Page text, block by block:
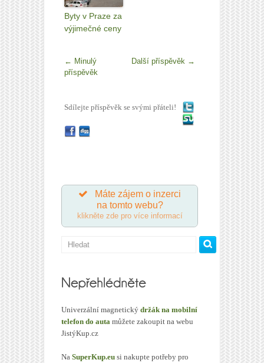
Byty v Praze za
výjimečné ceny
← Minulý
příspěvěk
Další příspěvěk →
Sdílejte příspěvěk se svými přáteli!
Máte zájem o inzerci
na tomto webu?
klikněte zde pro více informací
Univerzální magnetický držák na mobilní
telefon do auta můžete zakoupit na webu
JistýKup.cz
Na SuperKup.eu si nakupte potřeby pro